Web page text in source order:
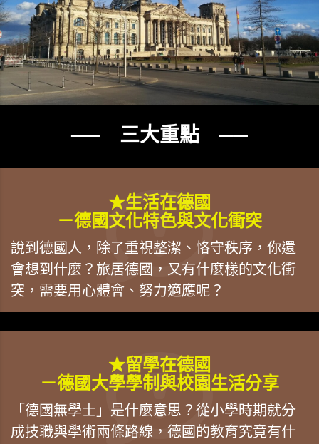
── 三大重點 ──
★生活在德國
－德國文化特色與文化衝突
說到德國人，除了重視整潔、恪守秩序，你還
會想到什麼？旅居德國，又有什麼樣的文化衝
突，需要用心體會、努力適應呢？
★留學在德國
－德國大學學制與校園生活分享
「德國無學士」是什麼意思？從小學時期就分
成技職與學術兩條路線，德國的教育究竟有什